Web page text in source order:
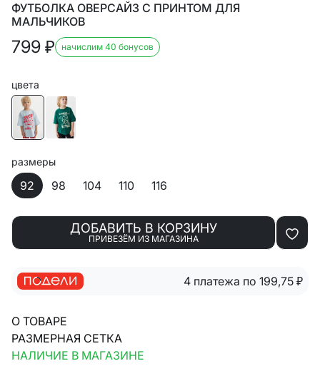
ФУТБОЛКА ОВЕРСАЙЗ С ПРИНТОМ ДЛЯ
МАЛЬЧИКОВ
799 ₽ начислим 40 бонусов
цвета
размеры
92 98 104 110 116
ДОБАВИТЬ В КОРЗИНУ
ПРИВЕЗЁМ ИЗ МАГАЗИНА
4 платежа по 199,75 ₽
О ТОВАРЕ
РАЗМЕРНАЯ СЕТКА
НАЛИЧИЕ В МАГАЗИНЕ